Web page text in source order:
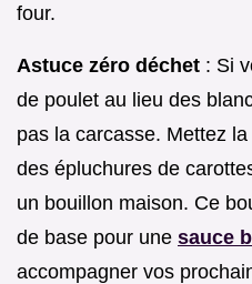
four.
Astuce zéro déchet : Si
de poulet au lieu des
pas la carcasse. Mettez
des épluchures de
un bouillon maison. Ce
de base pour une sauce
accompagner vos